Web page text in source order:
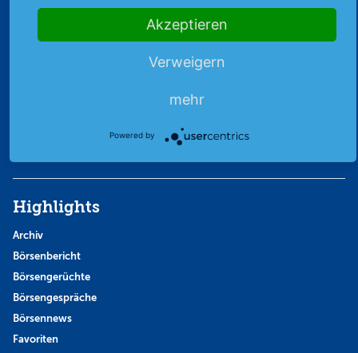
Unabhängig & werbefrei
Stets am Puls der Zeit
Schutz persönlicher Daten
Sicher mit SSL-Verschlüsselung
Highlights
Archiv
Börsenbericht
Börsengerüchte
Börsengespräche
Börsennews
Favoriten
Akzeptieren
Verweigern
mehr
Powered by